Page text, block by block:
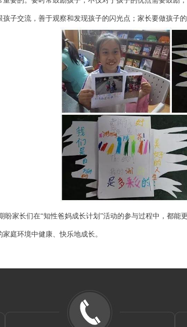
孩子交流，善于观察和发现孩子的闪光点；家长要做孩子的
盼家长们在“知性爸妈成长计划”活动的参与过程中，都
家庭环境中健康、快乐地成长。